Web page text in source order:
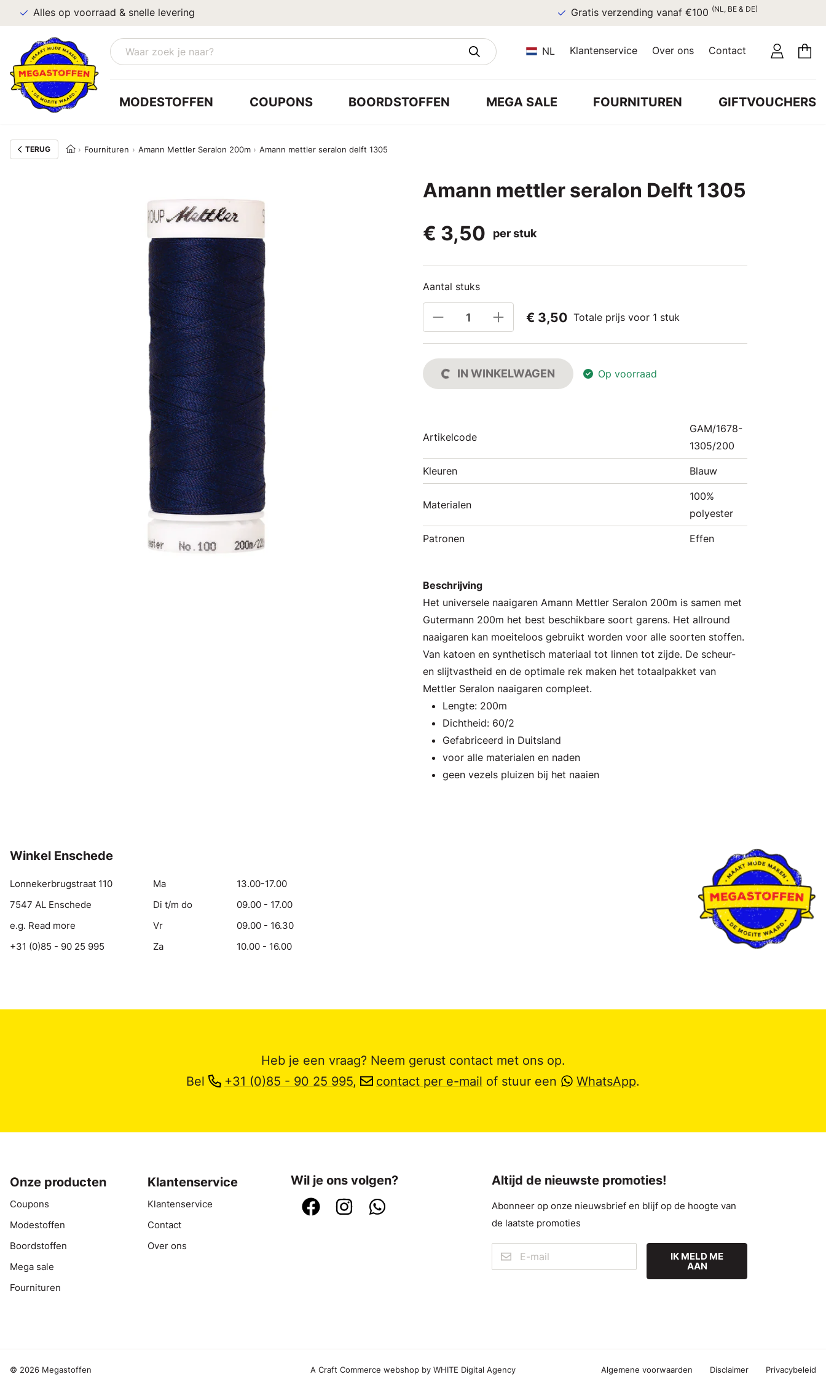
Alles op voorraad & snelle levering Gratis verzending vanaf €100 (NL, BE & DE)
NL Klantenservice Over ons Contact
MODESTOFFEN COUPONS BOORDSTOFFEN MEGA SALE FOURNITUREN GIFTVOUCHERS
TERUG Fournituren Amann Mettler Seralon 200m Amann mettler seralon delft 1305
Amann mettler seralon Delft 1305
€ 3,50
per stuk
Aantal stuks
€ 3,50 Totale prijs voor 1 stuk
IN WINKELWAGEN Op voorraad
Artikelcode
GAM/1678-
1305/200
Kleuren Blauw
Materialen
100%
polyester
Patronen Effen
Beschrijving
Het universele naaigaren Amann Mettler Seralon 200m is samen met
Gutermann 200m het best beschikbare soort garens. Het allround
naaigaren kan moeiteloos gebruikt worden voor alle soorten stoffen.
Van katoen en synthetisch materiaal tot linnen tot zijde. De scheur-
en slijtvastheid en de optimale rek maken het totaalpakket van
Mettler Seralon naaigaren compleet.
Lengte: 200m
Dichtheid: 60/2
Gefabriceerd in Duitsland
voor alle materialen en naden
geen vezels pluizen bij het naaien
Winkel Enschede
Lonnekerbrugstraat 110
7547 AL Enschede
e.g. Read more
+31 (0)85 - 90 25 995
Ma
13.00-17.00
Di t/m do
09.00 - 17.00
Vr
09.00 - 16.30
Za
10.00 - 16.00
Heb je een vraag? Neem gerust contact met ons op.
Bel
+31 (0)85 - 90 25 995, contact per e-mail of stuur een WhatsApp.
Onze producten
Coupons
Modestoffen
Boordstoffen
Mega sale
Fournituren
Klantenservice
Klantenservice
Contact
Over ons
Wil je ons volgen? Altijd de nieuwste promoties!
Abonneer op onze nieuwsbrief en blijf op de hoogte van
de laatste promoties
IK MELD ME
AAN
© 2026 Megastoffen A Craft Commerce webshop by WHITE Digital Agency Algemene voorwaarden Disclaimer Privacybeleid